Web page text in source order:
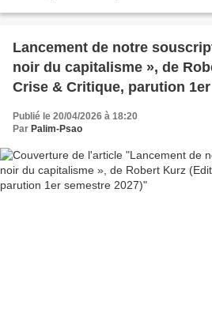
Lancement de notre
noir du capitalisme », de
Crise & Critique, parution
Publié le 20/04/2026 à 18:20
Par Palim-Psao